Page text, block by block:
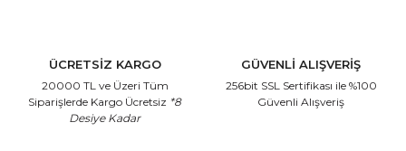
ÜCRETSİZ KARGO
20000 TL ve Üzeri Tüm
Siparişlerde Kargo Ücretsiz *8
Desiye Kadar
GÜVENLİ ALIŞVERİŞ
256bit SSL Sertifikası ile %100
Güvenli Alışveriş